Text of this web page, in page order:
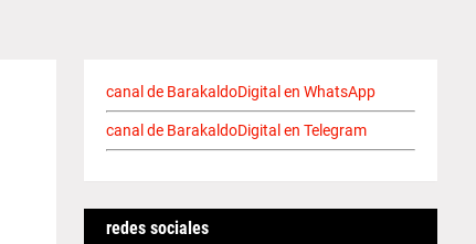
canal de BarakaldoDigital en WhatsApp
canal de BarakaldoDigital en Telegram
redes sociales